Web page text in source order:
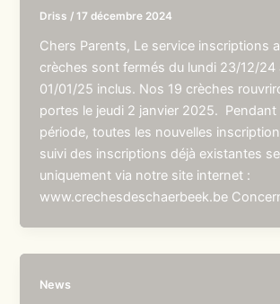
Driss /17 décembre 2024
Chers Parents, Le service inscriptions
crèches sont fermés du lundi 23/12/24
01/01/25 inclus. Nos 19 crèches
portes le jeudi 2 janvier 2025. Pendant
période, toutes les nouvelles
suivi des inscriptions déjà existantes
uniquement via notre site internet :
www.crechesdeschaerbeek.be
News